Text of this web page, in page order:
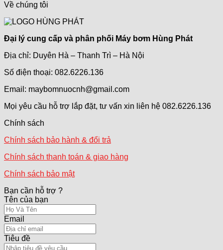
Về chúng tôi
Đại lý cung cấp và phân phối Máy bơm Hùng Phát
Địa chỉ: Duyên Hà – Thanh Trì – Hà Nội
Số điện thoại: 082.6226.136
Email: maybomnuocnh@gmail.com
Mọi yêu cầu hỗ trợ lắp đặt, tư vấn xin liên hệ 082.6226.136
Chính sách
Chính sách bảo hành & đổi trả
Chính sách thanh toán & giao hàng
Chính sách bảo mật
Bạn cần hỗ trợ ?
Tên của bạn
Email
Tiêu đề